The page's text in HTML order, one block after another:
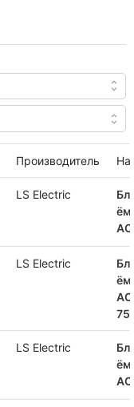
Производитель
LS Electric
LS Electric
LS Electric